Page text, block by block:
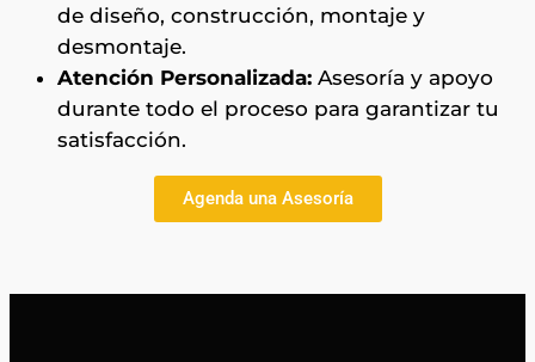
de diseño, construcción, montaje y
desmontaje.
Atención Personalizada: Asesoría y apoyo
durante todo el proceso para garantizar tu
satisfacción.
Agenda una Asesoría